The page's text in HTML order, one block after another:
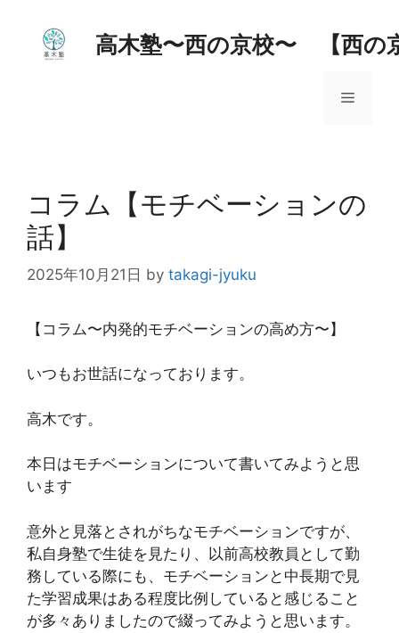
高木塾〜西の京校〜 【西の
メ
ュ
コラム【モチベーションの
話】
2025年10月21日 by takagi-jyuku
【コラム〜内発的モチベーションの高め方〜】
いつもお世話になっております。
高木です。
本日はモチベーションについて書いてみようと思
います
意外と見落とされがちなモチベーションですが、
私自身塾で生徒を見たり、以前高校教員として勤
務している際にも、モチベーションと中長期で見
た学習成果はある程度比例していると感じること
が多々ありましたので綴ってみようと思います。